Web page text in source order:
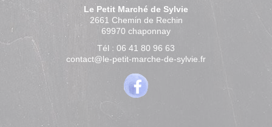
Le Petit Marché de Sylvie
2661 Chemin de Rechin
69970 chaponnay
Tél : 06 41 80 96 63
contact@le-petit-marche-de-sylvie.fr